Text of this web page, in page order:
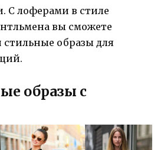
С лоферами в стиле
вы сможете
стильные образы для
образы с